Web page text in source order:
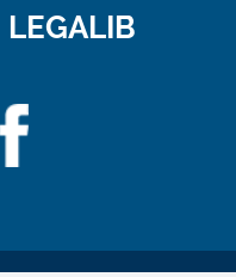
LEGALIB